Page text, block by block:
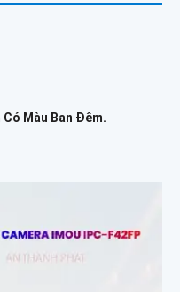
Màu Ban Đêm.